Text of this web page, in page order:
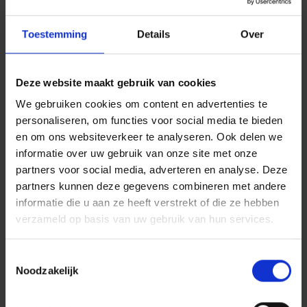
Toestemming Details Over
Deze website maakt gebruik van cookies
We gebruiken cookies om content en advertenties te
personaliseren, om functies voor social media te bieden
en om ons websiteverkeer te analyseren. Ook delen we
informatie over uw gebruik van onze site met onze
partners voor social media, adverteren en analyse. Deze
partners kunnen deze gegevens combineren met andere
informatie die u aan ze heeft verstrekt of die ze hebben
verzameld op basis van uw gebruik van hun services.
Noodzakelijk
het voertuig wordt bestuurd door een persoon
jonger dan 26 jaar die niet in uw contract wordt
En op weg naar het
werk?
Als er zich een incident
voordoet op weg naar
kantoor of naar huis, dan komt
arbeidsongevallenverzekering
van uw
werkgever tussen, ongeacht het vervoermiddel.
U moet
de algemene voorwaarden volgen om
verzekerd te blijven.
En bij onvoorziene
gebeurtenissen?